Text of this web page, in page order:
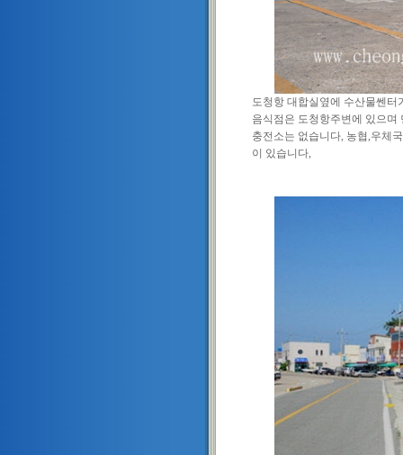
도청항 대합실옆에 수산물쎈터
음식점은 도청항주변에 있으며
충전소는 없습니다, 농협,우체
이 있습니다,